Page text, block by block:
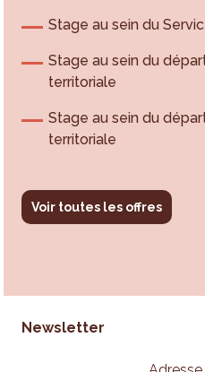
Stage au sein du
Stage au sein du
territoriale
Stage au sein du
territoriale
Voir toutes les offres
Newsletter